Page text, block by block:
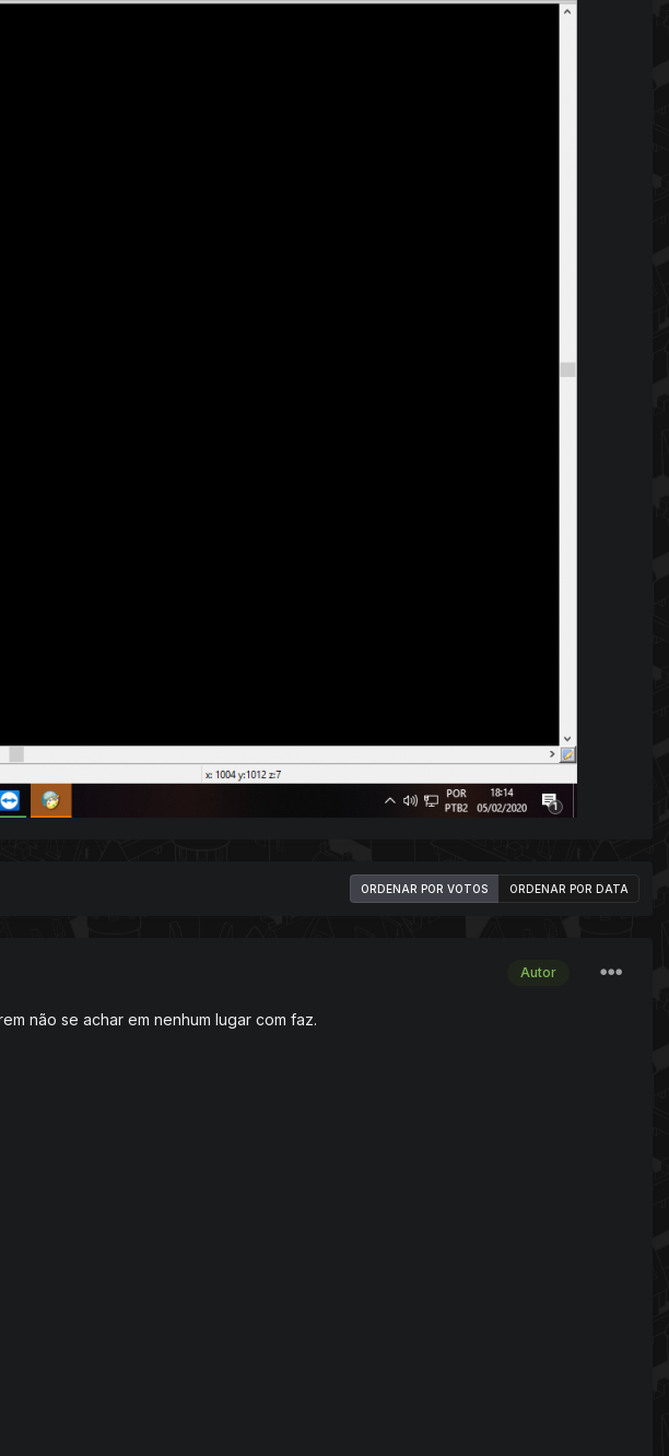
ORDENAR POR VOTOS ORDENAR POR DATA
Autor
não se achar em nenhum lugar com faz.